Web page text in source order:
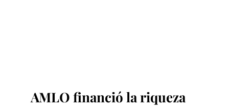
AMLO financió la riqueza